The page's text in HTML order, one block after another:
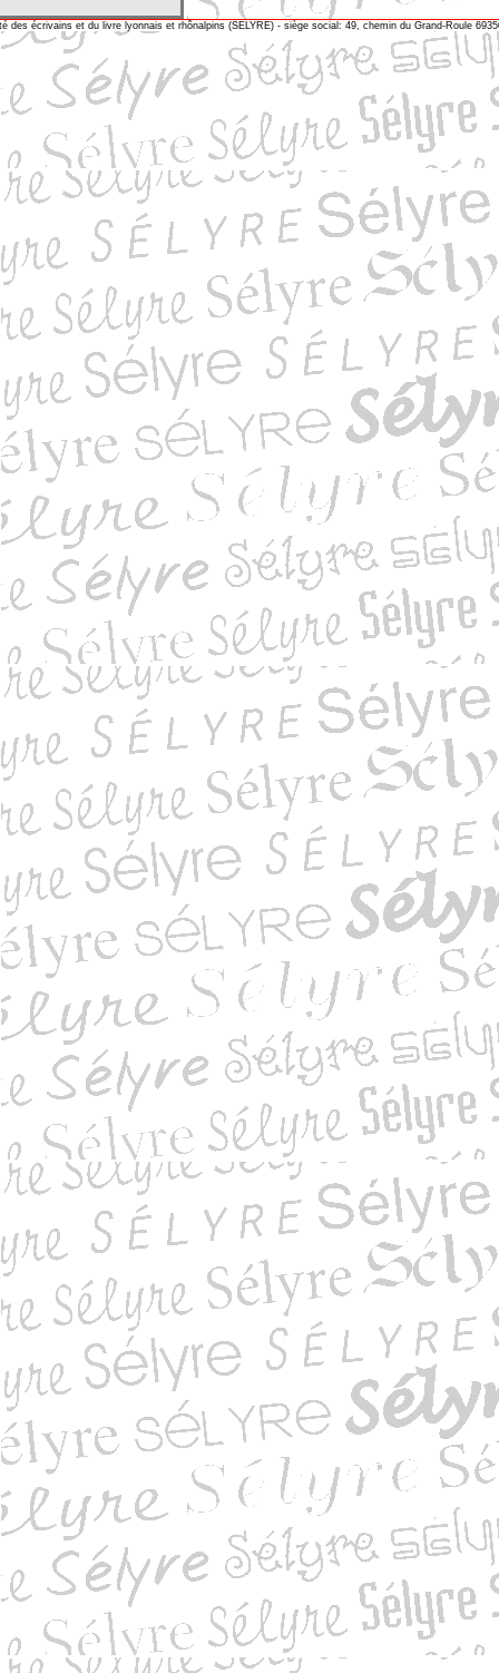
des écrivains et du livre lyonnais et rhônalpins (SELYRE) - siège social: 49, chemin du Grand-Roule